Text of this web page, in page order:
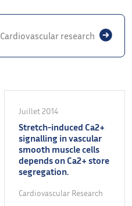
Cardiovascular research
Juillet 2014
Stretch-induced Ca2+
signalling in vascular
smooth muscle cells
depends on Ca2+ store
segregation.
Cardiovascular Research